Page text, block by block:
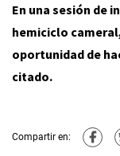
En una sesión de
hemiciclo
oportunidad de
citado.
Compartir en: